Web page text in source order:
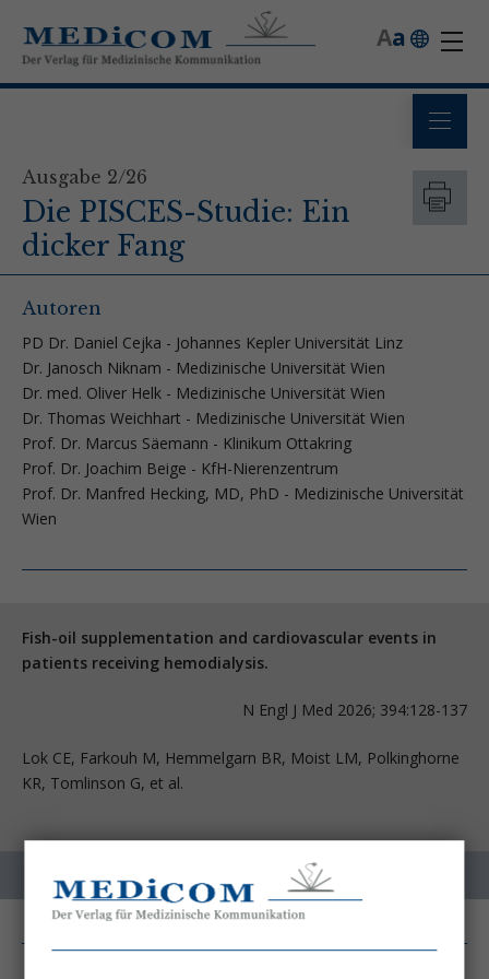
a
A
Ausgabe 2/26
Die PISCES-Studie: Ein
dicker Fang
Autoren
PD Dr. Daniel Cejka - Johannes Kepler Universität Linz
Dr. Janosch Niknam - Medizinische Universität Wien
Dr. med. Oliver Helk - Medizinische Universität Wien
Dr. Thomas Weichhart - Medizinische Universität Wien
Prof. Dr. Marcus Säemann - Klinikum Ottakring
Prof. Dr. Joachim Beige - KfH-Nierenzentrum
Prof. Dr. Manfred Hecking, MD, PhD - Medizinische Universität
Wien
Fish-oil supplementation and cardiovascular events in
patients receiving hemodialysis.
N Engl J Med 2026; 394:128-137
Lok CE, Farkouh M, Hemmelgarn BR, Moist LM, Polkinghorne
KR, Tomlinson G, et al.